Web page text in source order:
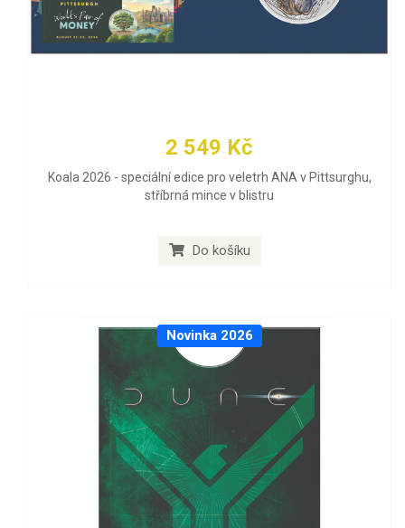
2 549 Kč
Koala 2026 - speciální edice pro veletrh ANA v Pittsurghu,
stříbrná mince v blistru
Do košíku
Novinka 2026